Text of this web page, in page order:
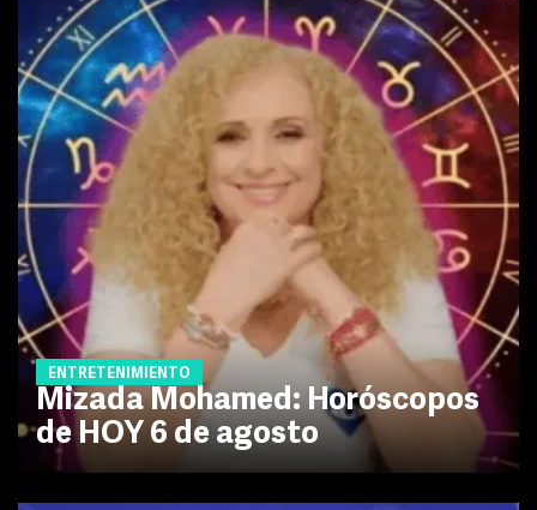
ENTRETENIMIENTO
Mizada Mohamed: Horóscopos
de HOY 6 de agosto